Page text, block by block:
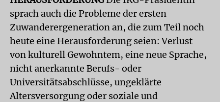
sprach auch die Probleme der ersten
Zuwanderergeneration an, die zum Teil noch
heute eine Herausforderung seien: Verlust
von kulturell Gewohntem, eine neue Sprache,
nicht anerkannte Berufs- oder
Universitätsabschlüsse, ungeklärte
Altersversorgung oder soziale und